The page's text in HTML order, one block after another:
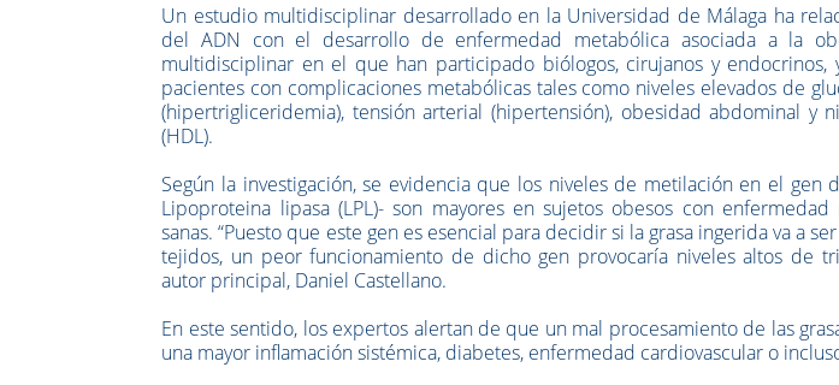
Un estudio multidisciplinar desarrollado en la Universidad de Málaga ha
del ADN con el desarrollo de enfermedad metabólica asociada a la
multidisciplinar en el que han participado biólogos, cirujanos y
pacientes con complicaciones metabólicas tales como niveles elevados de
(hipertrigliceridemia), tensión arterial (hipertensión), obesidad abdominal y
(HDL).
Según la investigación, se evidencia que los niveles de metilación en el gen
Lipoproteina lipasa (LPL)- son mayores en sujetos obesos con
sanas. “Puesto que este gen es esencial para decidir si la grasa ingerida va a
tejidos, un peor funcionamiento de dicho gen provocaría niveles altos de
autor principal, Daniel Castellano.
En este sentido, los expertos alertan de que un mal procesamiento de las
una mayor inflamación sistémica, diabetes, enfermedad cardiovascular o